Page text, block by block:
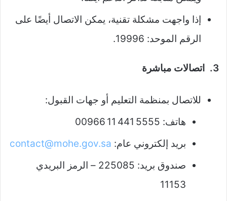
إذا واجهت مشكلة تقنية، يمكن الاتصال أيضًا على
الرقم الموحد: 19996.
3. اتصالات مباشرة
للاتصال بمنظمة التعليم أو جهات القبول:
هاتف: 00966 11 441 5555
بريد إلكتروني عام: contact@mohe.gov.sa
صندوق بريد: 225085 – الرمز البريدي
11153